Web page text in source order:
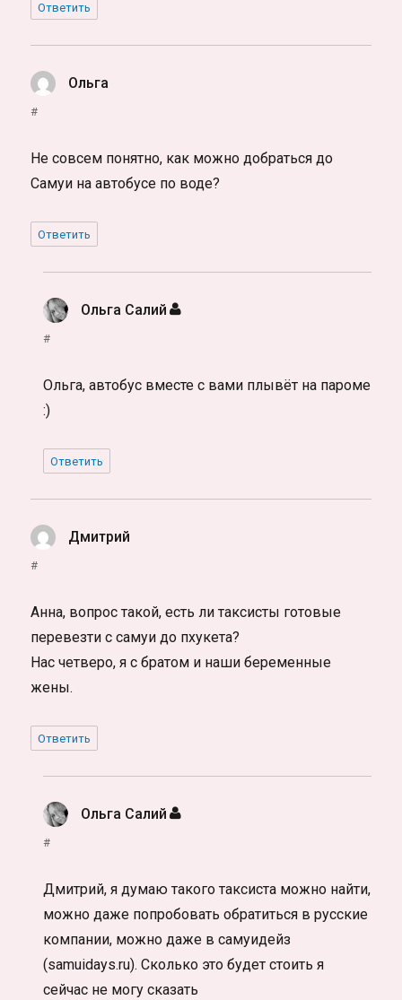
Ответить
Ольга
#
Не совсем понятно, как можно добраться до
Самуи на автобусе по воде?
Ответить
Ольга Салий :
#
Ольга, автобус вместе с вами плывёт на пароме
:)
Ответить
Дмитрий
#
Анна, вопрос такой, есть ли таксисты готовые
перевезти с самуи до пхукета?
Нас четверо, я с братом и наши беременные
жены.
Ответить
Ольга Салий :
#
Дмитрий, я думаю такого таксиста можно найти,
можно даже попробовать обратиться в русские
компании, можно даже в самуидейз
(samuidays.ru). Сколько это будет стоить я
сейчас не могу сказать